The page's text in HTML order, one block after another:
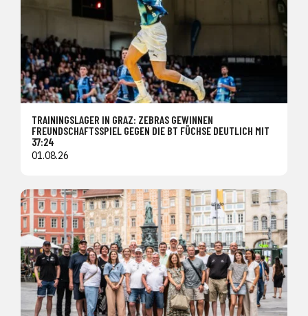
TRAININGSLAGER IN GRAZ: ZEBRAS GEWINNEN
FREUNDSCHAFTSSPIEL GEGEN DIE BT FÜCHSE DEUTLICH MIT
37:24
01.08.26